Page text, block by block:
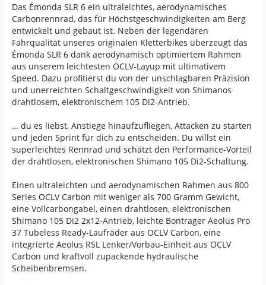
Das Émonda SLR 6 ein ultraleichtes, aerodynamisches
Carbonrennrad, das für Höchstgeschwindigkeiten am Berg
entwickelt und gebaut ist. Neben der legendären
Fahrqualität unseres originalen Kletterbikes überzeugt das
Émonda SLR 6 dank aerodynamisch optimiertem Rahmen
aus unserem leichtesten OCLV-Layup mit ultimativem
Speed. Dazu profitierst du von der unschlagbaren Präzision
und unerreichten Schaltgeschwindigkeit von Shimanos
drahtlosem, elektronischem 105 Di2-Antrieb.
… du es liebst, Anstiege hinaufzufliegen, Attacken zu starten
und jeden Sprint für dich zu entscheiden. Du willst ein
superleichtes Rennrad und schätzt den Performance-Vorteil
der drahtlosen, elektronischen Shimano 105 Di2-Schaltung.
Einen ultraleichten und aerodynamischen Rahmen aus 800
Series OCLV Carbon mit weniger als 700 Gramm Gewicht,
eine Vollcarbongabel, einen drahtlosen, elektronischen
Shimano 105 Di2 2x12-Antrieb, leichte Bontrager Aeolus Pro
37 Tubeless Ready-Laufräder aus OCLV Carbon, eine
integrierte Aeolus RSL Lenker/Vorbau-Einheit aus OCLV
Carbon und kraftvoll zupackende hydraulische
Scheibenbremsen.